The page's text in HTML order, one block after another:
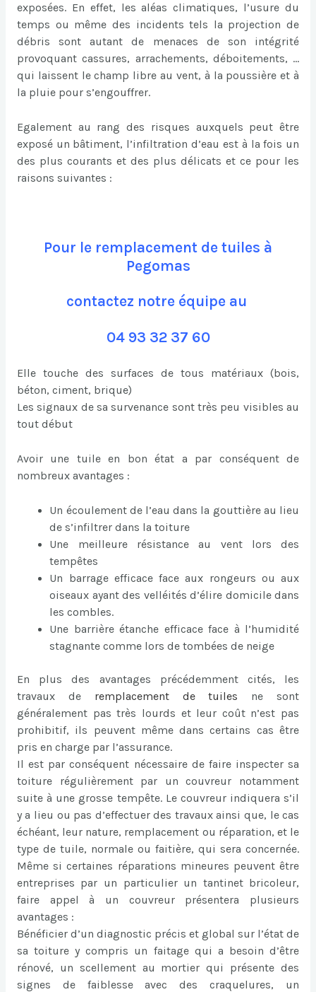
exposées. En effet, les aléas climatiques, l’usure du
temps ou même des incidents tels la projection de
débris sont autant de menaces de son intégrité
provoquant cassures, arrachements, déboitements, …
qui laissent le champ libre au vent, à la poussière et à
la pluie pour s’engouffrer.
Egalement au rang des risques auxquels peut être
exposé un bâtiment, l’infiltration d’eau est à la fois un
des plus courants et des plus délicats et ce pour les
raisons suivantes :
Pour le remplacement de tuiles à
Pegomas
contactez notre équipe au
04 93 32 37 60
Elle touche des surfaces de tous matériaux (bois,
béton, ciment, brique)
Les signaux de sa survenance sont très peu visibles au
tout début
Avoir une tuile en bon état a par conséquent de
nombreux avantages :
Un écoulement de l’eau dans la gouttière au lieu
de s’infiltrer dans la toiture
Une meilleure résistance au vent lors des
tempêtes
Un barrage efficace face aux rongeurs ou aux
oiseaux ayant des velléités d’élire domicile dans
les combles.
Une barrière étanche efficace face à l’humidité
stagnante comme lors de tombées de neige
En plus des avantages précédemment cités, les
travaux de
remplacement de tuiles
ne sont
généralement pas très lourds et leur coût n’est pas
prohibitif, ils peuvent même dans certains cas être
pris en charge par l’assurance.
Il est par conséquent nécessaire de faire inspecter sa
toiture régulièrement par un couvreur notamment
suite à une grosse tempête. Le couvreur indiquera s’il
y a lieu ou pas d’effectuer des travaux ainsi que, le cas
échéant, leur nature, remplacement ou réparation, et le
type de tuile, normale ou faitière, qui sera concernée.
Même si certaines réparations mineures peuvent être
entreprises par un particulier un tantinet bricoleur,
faire appel à un couvreur présentera plusieurs
avantages :
Bénéficier d’un diagnostic précis et global sur l’état de
sa toiture y compris un faitage qui a besoin d’être
rénové, un scellement au mortier qui présente des
signes de faiblesse avec des craquelures, un